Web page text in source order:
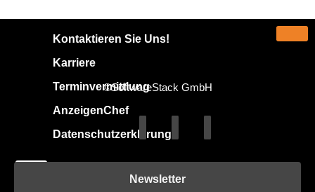
Kontaktieren Sie Uns!
Karriere
Terminvermittlung
AnzeigenChef
Datenschutzerklärung
©SoftwareStack GmbH
Newsletter